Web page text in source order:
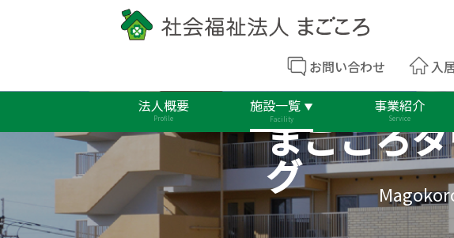
お問い合わせ 入
法人概要
Profile
施設一覧
Facility
事業紹介
Service
まごころ
グ